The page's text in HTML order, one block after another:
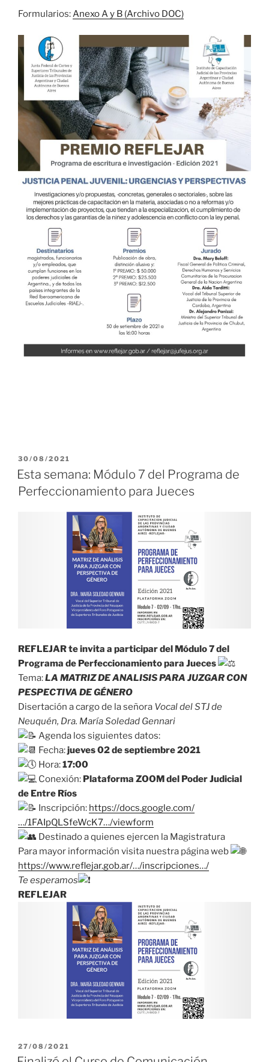
Formularios:Anexo A y B (Archivo DOC)
PUBLICADO
EL
30/08/2021
Esta semana: Módulo 7 del Programa de
Perfeccionamiento para Jueces
REFLEJAR te invita a participar del Módulo 7 del
Programa de Perfeccionamiento para Jueces
Tema:LA MATRIZ DE ANALISIS PARA JUZGAR CON
PESPECTIVA DE GÉNERO
Disertación a cargo de la señora Vocal del STJ de
Neuquén, Dra. María Soledad Gennari
Agenda los siguientes datos:
Fecha:jueves 02 de septiembre 2021
Hora:17:00
Conexión: Plataforma ZOOM del Poder Judicial
de Entre Ríos
Inscripción: https://docs.google.com/
…/1FAIpQLSfeWcK7…/viewform
Destinado a quienes ejercen la Magistratura
Para mayor información visita nuestra página web
https://www.reflejar.gob.ar/…/inscripciones…/
Te esperamos
REFLEJAR
PUBLICADO
EL
27/08/2021